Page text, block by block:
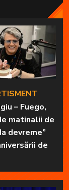
– Fuego,
matinalii de
devreme”
de